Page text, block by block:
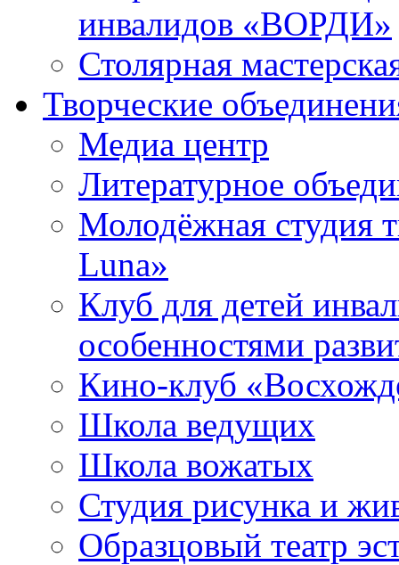
инвалидов «ВОРДИ»
Столярная
Творческие
Медиа центр
Литературное
Молодёжная студия
Luna»
Клуб для детей
особенностями
Кино-клуб
Школа ведущих
Школа вожатых
Студия рисунка и
Образцовый театр